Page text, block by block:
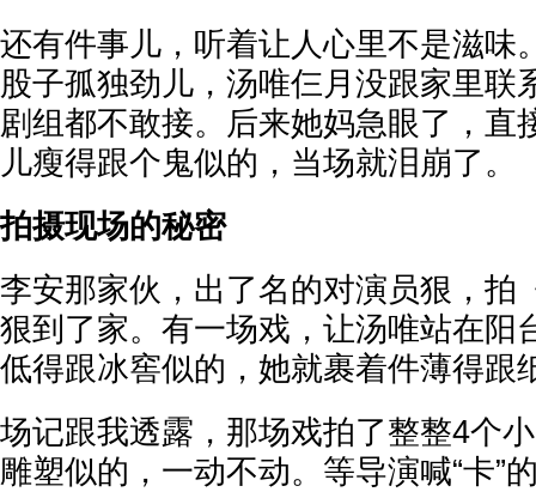
还有件事儿，听着让人心里不是滋味
股子孤独劲儿，汤唯仨月没跟家里联
剧组都不敢接。后来她妈急眼了，直
儿瘦得跟个鬼似的，当场就泪崩了。
拍摄现场的秘密
李安那家伙，出了名的对演员狠，拍
狠到了家。有一场戏，让汤唯站在阳
低得跟冰窖似的，她就裹着件薄得跟
场记跟我透露，那场戏拍了整整4个
雕塑似的，一动不动。等导演喊“卡”